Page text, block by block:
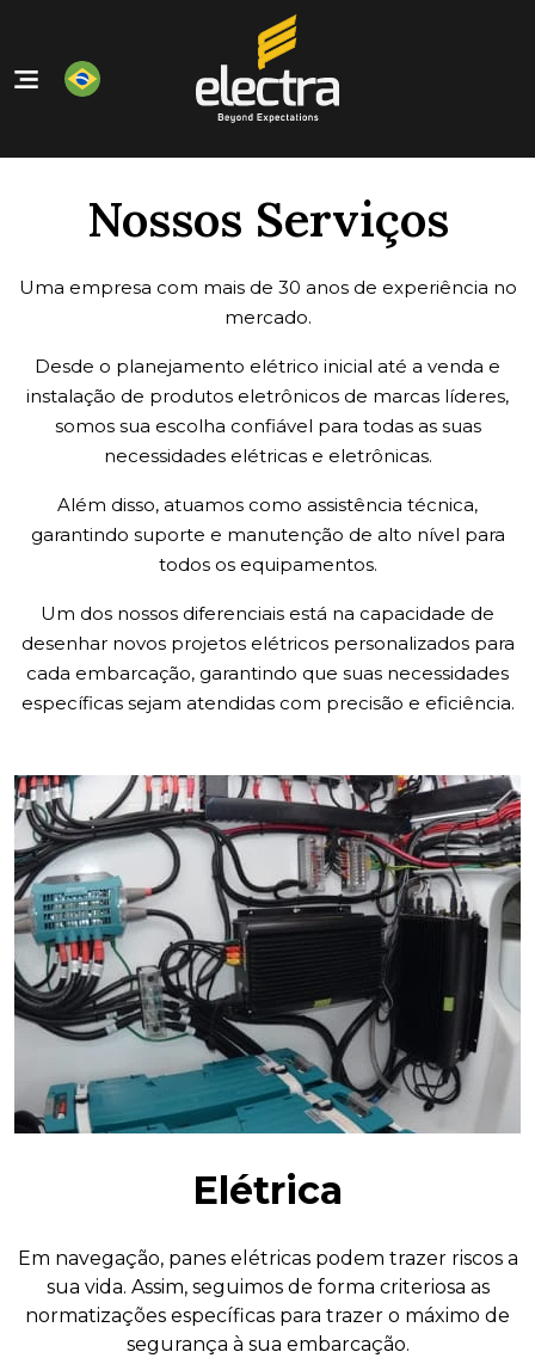
Home
Nossos Produtos
Quem SomosNossos Serviços
Uma empresa com mais de 30 anos de experiência no
mercado.
Desde o planejamento elétrico inicial até a venda e
instalação de produtos eletrônicos de marcas líderes,
somos sua escolha confiável para todas as suas
necessidades elétricas e eletrônicas.
Além disso, atuamos como assistência técnica,
garantindo suporte e manutenção de alto nível para
todos os equipamentos.
Um dos nossos diferenciais está na capacidade de
desenhar novos projetos elétricos personalizados para
cada embarcação, garantindo que suas necessidades
específicas sejam atendidas com precisão e eficiência.
Elétrica
Em navegação, panes elétricas podem trazer riscos a
sua vida. Assim, seguimos de forma criteriosa as
normatizações específicas para trazer o máximo de
segurança à sua embarcação.